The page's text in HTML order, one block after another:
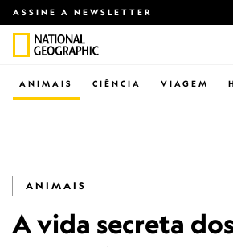
ASSINE A NEWSLETTER
CIÊNCIA VIAGEM
ANIMAIS
ANIMAIS
A vida secreta